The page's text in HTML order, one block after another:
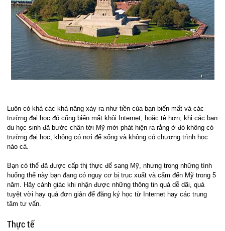
Luôn có khả các khả năng xảy ra như tiền của bạn biến mất và các
trường đại học đó cũng biến mất khỏi Internet, hoặc tệ hơn, khi các bạn
du học sinh đã bước chân tới Mỹ mới phát hiện ra rằng ở đó không có
trường đại học, không có nơi để sống và không có chương trình học
nào cả.
Bạn có thể đã được cấp thị thực để sang Mỹ, nhưng trong những tình
huống thế này bạn đang có nguy cơ bị trục xuất và cấm đến Mỹ trong 5
năm. Hãy cảnh giác khi nhận được những thông tin quá dễ dãi, quá
tuyệt vời hay quá đơn giản để đăng ký học từ Internet hay các trung
tâm tư vấn.
Thực tế